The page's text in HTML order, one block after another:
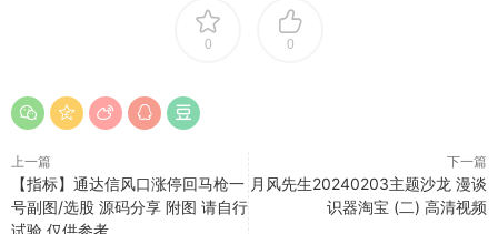
0 0
上一篇
【指标】通达信风口涨停回马枪一
号副图/选股 源码分享 附图 请自行
下一篇
月风先生20240203主题沙龙 漫谈
识器淘宝 (二) 高清视频